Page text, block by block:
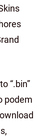
“.bin”
podem